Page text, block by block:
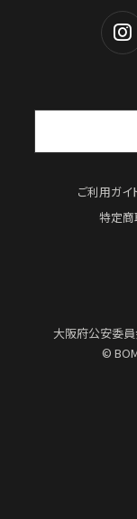
ご利用ガイ
特定商
大阪府公安委
©